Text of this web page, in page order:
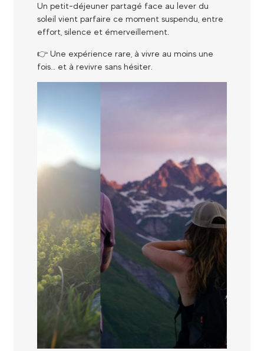
Un petit-déjeuner partagé face au lever du
soleil vient parfaire ce moment suspendu, entre
effort, silence et émerveillement.
👉 Une expérience rare, à vivre au moins une
fois… et à revivre sans hésiter.